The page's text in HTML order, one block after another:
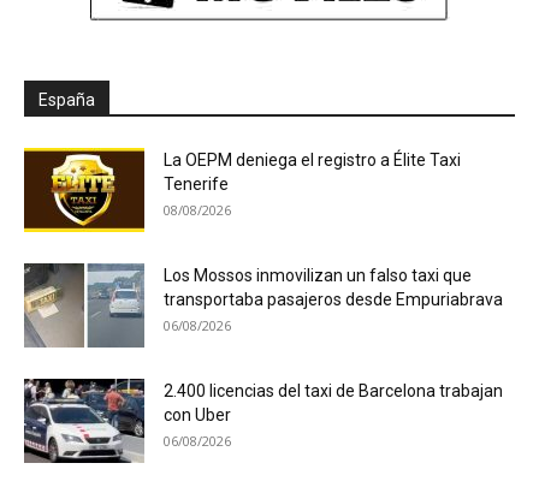
España
La OEPM deniega el registro a Élite Taxi
Tenerife
08/08/2026
Los Mossos inmovilizan un falso taxi que
transportaba pasajeros desde Empuriabrava
06/08/2026
2.400 licencias del taxi de Barcelona trabajan
con Uber
06/08/2026